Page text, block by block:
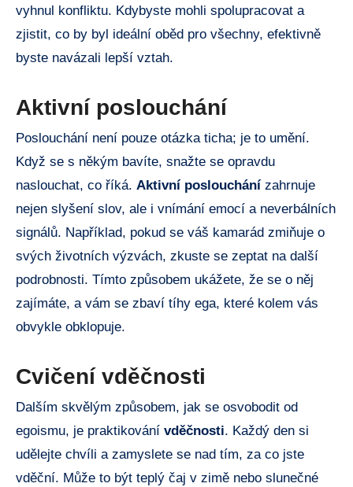
vyhnul konfliktu. Kdybyste mohli spolupracovat a
zjistit, co by byl ideální oběd pro všechny, efektivně
byste navázali lepší vztah.
Aktivní poslouchání
Poslouchání není pouze otázka ticha; je to umění.
Když se s někým bavíte, snažte se opravdu
naslouchat, co říká. Aktivní poslouchání zahrnuje
nejen slyšení slov, ale i vnímání emocí a neverbálních
signálů. Například, pokud se váš kamarád zmiňuje o
svých životních výzvách, zkuste se zeptat na další
podrobnosti. Tímto způsobem ukážete, že se o něj
zajímáte, a vám se zbaví tíhy ega, které kolem vás
obvykle obklopuje.
Cvičení vděčnosti
Dalším skvělým způsobem, jak se osvobodit od
egoismu, je praktikování vděčnosti. Každý den si
udělejte chvíli a zamyslete se nad tím, za co jste
vděční. Může to být teplý čaj v zimě nebo slunečné